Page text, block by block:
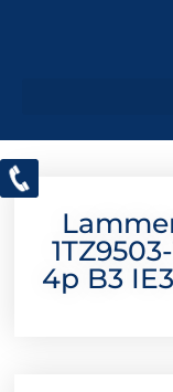
4p B3